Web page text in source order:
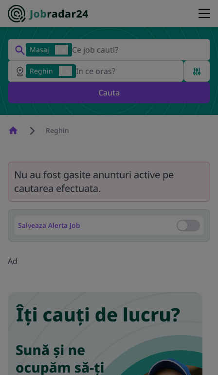
Masaj
Reghin
Cauta
HomepageReghin
Nu au fost gasite anunturi active pe
cautarea efectuata.
Salveaza Alerta Job Salveaza
Ad